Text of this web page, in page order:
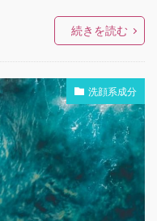
続きを読む
洗顔系成分